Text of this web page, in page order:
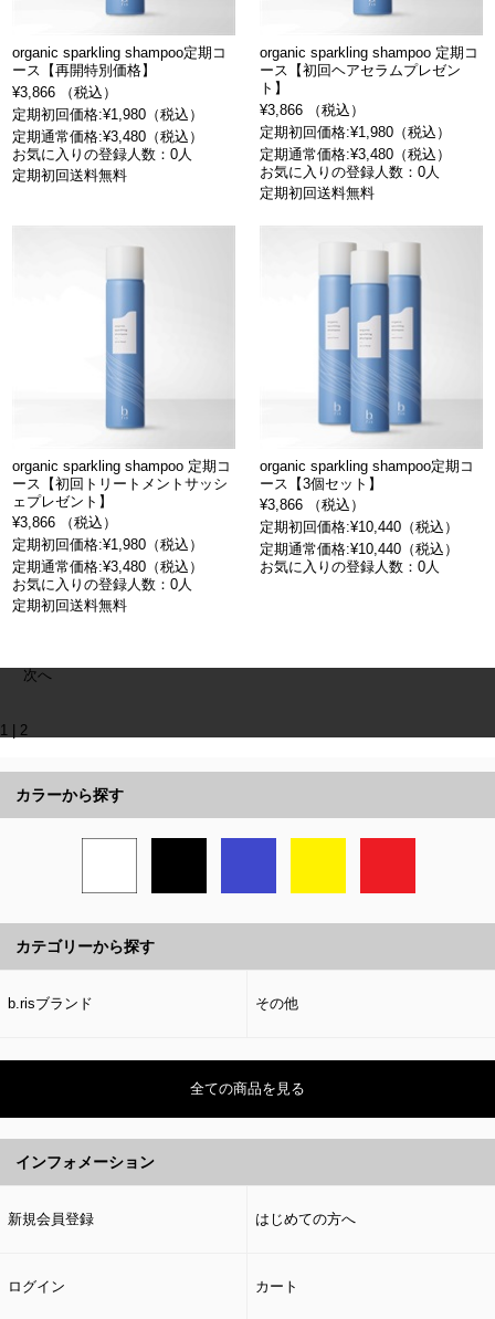
organic sparkling shampoo定期コ
ース【再開特別価格】
¥3,866 （税込）
定期初回価格:¥1,980（税込）
定期通常価格:¥3,480（税込）
お気に入りの登録人数：0人
定期初回送料無料
organic sparkling shampoo 定期コ
ース【初回ヘアセラムプレゼン
ト】
¥3,866 （税込）
定期初回価格:¥1,980（税込）
定期通常価格:¥3,480（税込）
お気に入りの登録人数：0人
定期初回送料無料
organic sparkling shampoo 定期コ
ース【初回トリートメントサッシ
ェプレゼント】
¥3,866 （税込）
定期初回価格:¥1,980（税込）
定期通常価格:¥3,480（税込）
お気に入りの登録人数：0人
定期初回送料無料
organic sparkling shampoo定期コ
ース【3個セット】
¥3,866 （税込）
定期初回価格:¥10,440（税込）
定期通常価格:¥10,440（税込）
お気に入りの登録人数：0人
次へ
1 | 2
カラーから探す
カテゴリーから探す
b.risブランド その他
全ての商品を見る
インフォメーション
新規会員登録 はじめての方へ
ログイン カート